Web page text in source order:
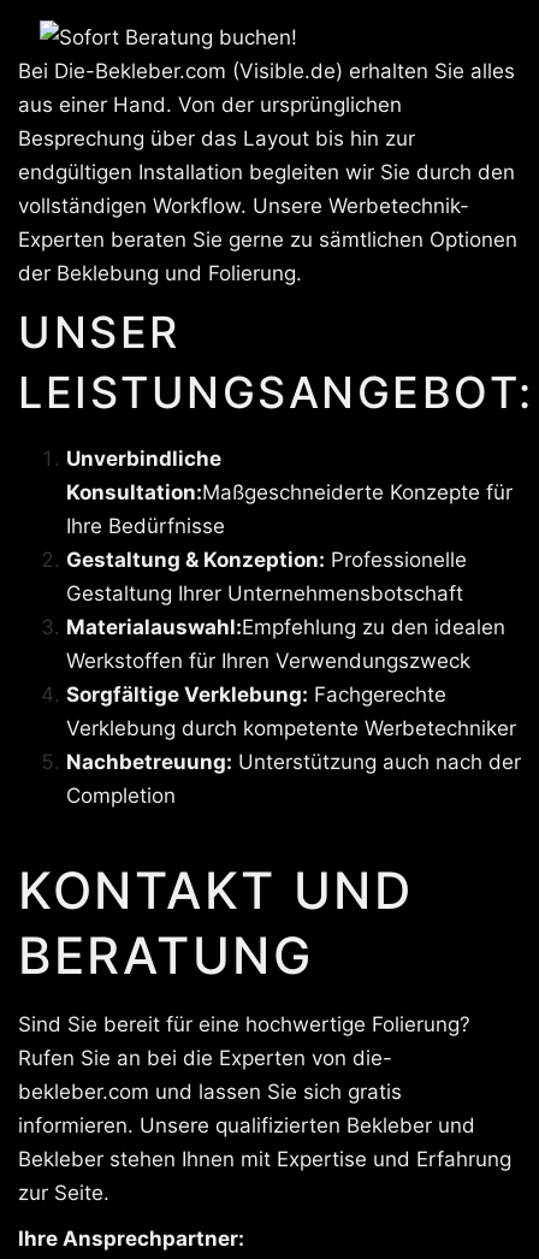
Bei Die-Bekleber.com (Visible.de) erhalten Sie alles
aus einer Hand. Von der ursprünglichen
Besprechung über das Layout bis hin zur
endgültigen Installation begleiten wir Sie durch den
vollständigen Workflow. Unsere Werbetechnik-
Experten beraten Sie gerne zu sämtlichen Optionen
der Beklebung und Folierung.
UNSER
LEISTUNGSANGEBOT:
Unverbindliche
Konsultation:Maßgeschneiderte Konzepte für
Ihre Bedürfnisse
Gestaltung & Konzeption: Professionelle
Gestaltung Ihrer Unternehmensbotschaft
Materialauswahl:Empfehlung zu den idealen
Werkstoffen für Ihren Verwendungszweck
Sorgfältige Verklebung: Fachgerechte
Verklebung durch kompetente Werbetechniker
Nachbetreuung: Unterstützung auch nach der
Completion
KONTAKT UND
BERATUNG
Sind Sie bereit für eine hochwertige Folierung?
Rufen Sie an bei die Experten von die-
bekleber.com und lassen Sie sich gratis
informieren. Unsere qualifizierten Bekleber und
Bekleber stehen Ihnen mit Expertise und Erfahrung
zur Seite.
Ihre Ansprechpartner: